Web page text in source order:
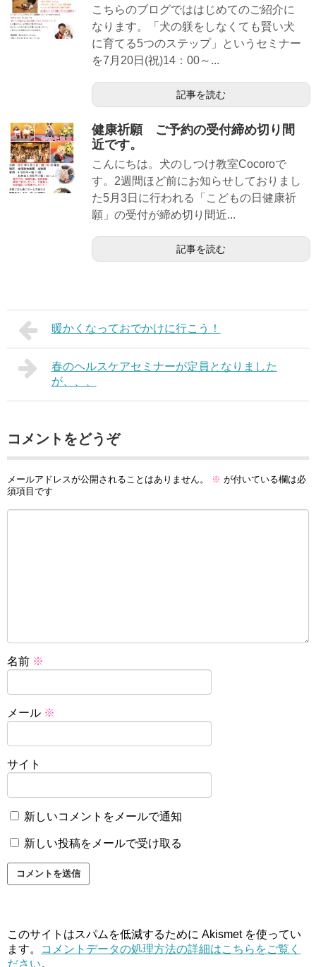
こちらのブログでははじめてのご紹介に
なります。「犬の躾をしなくても賢い犬
に育てる5つのステップ」というセミナー
を7月20日(祝)14：00～...
記事を読む
健康祈願 ご予約の受付締め切り間
近です。
こんにちは。犬のしつけ教室Cocoroで
す。2週間ほど前にお知らせしておりまし
た5月3日に行われる「こどもの日健康祈
願」の受付が締め切り間近...
記事を読む
暖かくなっておでかけに行こう！
春のヘルスケアセミナーが定員となりました
が、、、
コメントをどうぞ
メールアドレスが公開されることはありません。 ※ が付いている欄は必
須項目です
名前 ※
メール ※
サイト
新しいコメントをメールで通知
新しい投稿をメールで受け取る
このサイトはスパムを低減するために Akismet を使ってい
ます。
コメントデータの処理方法の詳細はこちらをご覧く
ださい。